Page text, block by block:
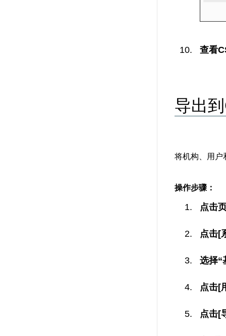
查看
导出
将机构、用户
操作步骤：
点击
点击[
选择“
点击[
点击[